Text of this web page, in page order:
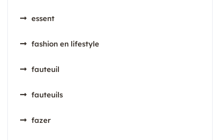
essent
fashion en lifestyle
fauteuil
fauteuils
fazer